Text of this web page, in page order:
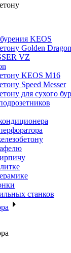
KEOS
Golden Dragon
VZ
KEOS M16
Speed Messer
для сухого
станков